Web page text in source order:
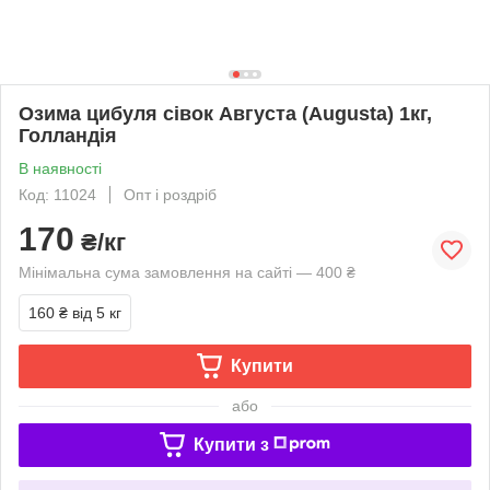
Озима цибуля сівок Августа (Augusta) 1кг,
Голландія
В наявності
Код: 11024
Опт і роздріб
170 ₴/кг
Мінімальна сума замовлення на сайті — 400 ₴
160 ₴ від 5 кг
Купити
або
Купити з